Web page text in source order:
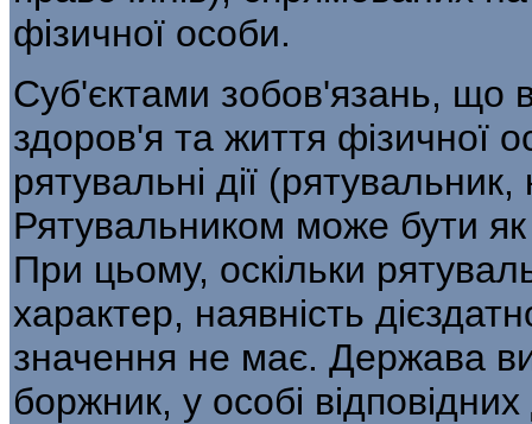
фізичної особи.
Суб'єктами зобов'язань, що
здоров'я та життя фізичної
рятувальні дії
Рятувальником може бути
При цьому, оскільки
характер, наявність
значення не має. Держава
боржник, у особі